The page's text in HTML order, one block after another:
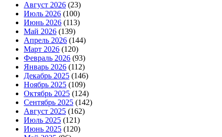
Август 2026 (23)
Июль 2026 (100)
Июнь 2026 (113)
Май 2026 (139)
Апрель 2026 (144)
Март 2026 (120)
Февраль 2026 (93)
Январь 2026 (112)
Декабрь 2025 (146)
Ноябрь 2025 (109)
Октябрь 2025 (124)
Сентябрь 2025 (142)
Август 2025 (162)
Июль 2025 (121)
Июнь 2025 (120)